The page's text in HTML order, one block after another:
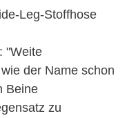
Leg-Stoffhose
"Weite
der Name schon
Beine
zu